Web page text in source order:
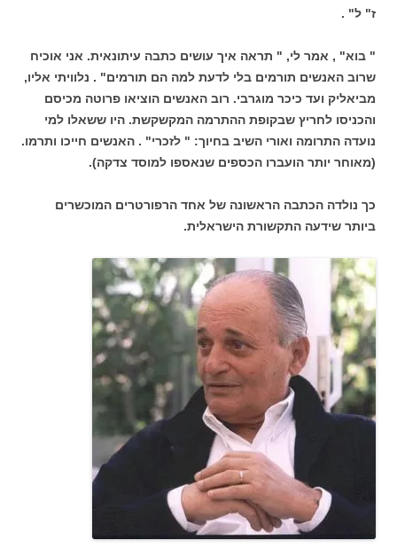
ז" ל" .
" בוא" , אמר לי, " תראה איך עושים כתבה עיתונאית. אני אוכיח
שרוב האנשים תורמים בלי לדעת למה הם תורמים" . נלוויתי אליו,
מביאליק ועד כיכר מוגרבי. רוב האנשים הוציאו פרוטה מכיסם
והכניסו לחריץ שבקופת ההתרמה המקשקשת. היו ששאלו למי
נועדה התרומה ואורי השיב בחיוך: " לזכרי" . האנשים חייכו ותרמו.
(מאוחר יותר הועברו הכספים שנאספו למוסד צדקה).
כך נולדה הכתבה הראשונה של אחד הרפורטרים המוכשרים
ביותר שידעה התקשורת הישראלית.